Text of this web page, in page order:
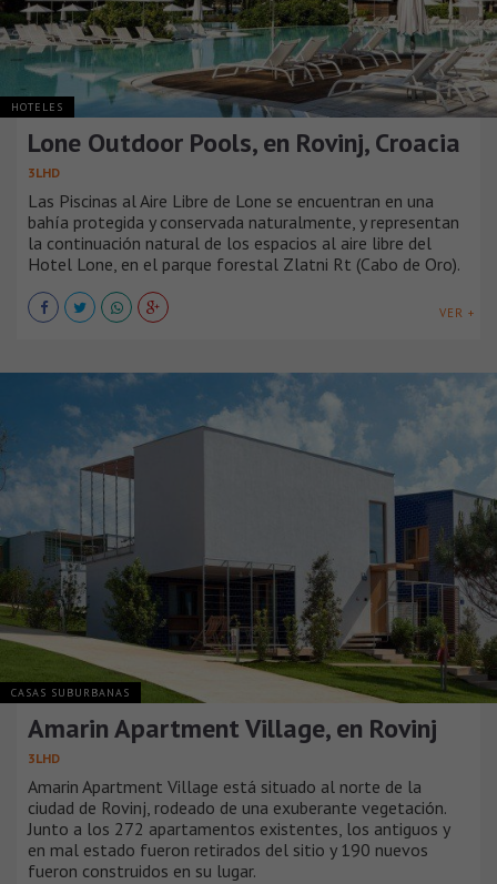
HOTELES
Lone Outdoor Pools, en Rovinj, Croacia
3LHD
Las Piscinas al Aire Libre de Lone se encuentran en una
bahía protegida y conservada naturalmente, y representan
la continuación natural de los espacios al aire libre del
Hotel Lone, en el parque forestal Zlatni Rt (Cabo de Oro).
VER +
CASAS SUBURBANAS
Amarin Apartment Village, en Rovinj
3LHD
Amarin Apartment Village está situado al norte de la
ciudad de Rovinj, rodeado de una exuberante vegetación.
Junto a los 272 apartamentos existentes, los antiguos y
en mal estado fueron retirados del sitio y 190 nuevos
fueron construidos en su lugar.